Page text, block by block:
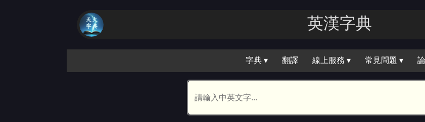
英漢字｜
字典 ▾ 翻譯 線上服務 ▾ 常見問題 ▾